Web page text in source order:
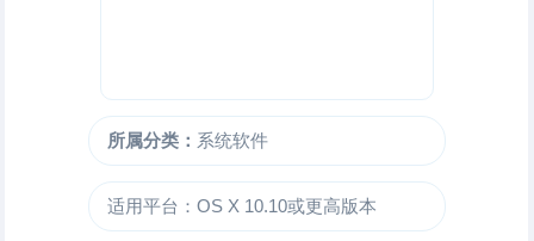
所属分类： 系统软件
适用平台：OS X 10.10或更高版本